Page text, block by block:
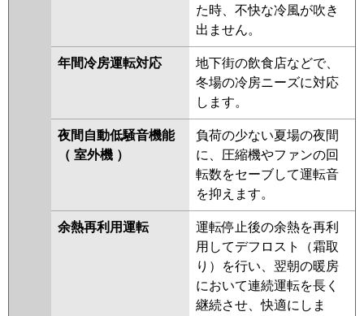
た時、不快な冷風が吹き
出ません。
年間冷房運転対応
地下街の飲食店などで、
冬場の冷房ニーズに対応
します。
夜間自動低騒音機能
（ 室外機 ）
負荷の少ない夏場の夜間
に、圧縮機やファンの回
転数をセーブして運転音
を抑えます。
余熱再利用運転
運転停止後の余熱を再利
用してデフロスト（霜取
り）を行い、翌朝の暖房
において連続運転を長く
継続させ、快適にしま